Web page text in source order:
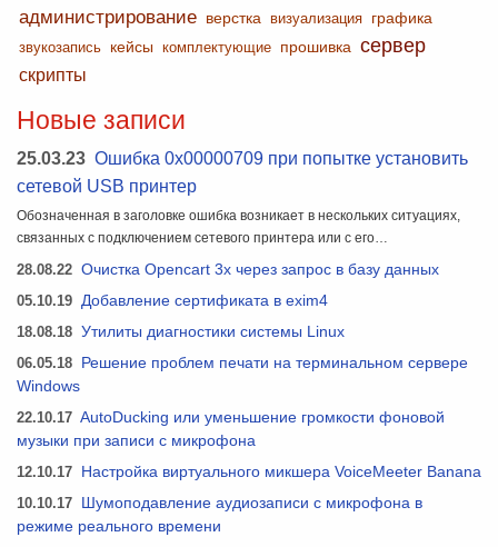
администрирование верстка визуализация графика
звукозапись кейсы комплектующие прошивка сервер
скрипты
Новые записи
25.03.23 Ошибка 0x00000709 при попытке установить
сетевой USB принтер
Обозначенная в заголовке ошибка возникает в нескольких ситуациях,
связанных с подключением сетевого принтера или с его…
28.08.22 Очистка Opencart 3x через запрос в базу данных
05.10.19 Добавление сертификата в exim4
18.08.18 Утилиты диагностики системы Linux
06.05.18 Решение проблем печати на терминальном сервере
Windows
22.10.17 AutoDucking или уменьшение громкости фоновой
музыки при записи с микрофона
12.10.17 Настройка виртуального микшера VoiceMeeter Banana
10.10.17 Шумоподавление аудиозаписи с микрофона в
режиме реального времени